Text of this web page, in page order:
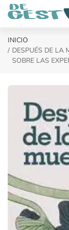
Saltar al contenido
INICIO
DESPUÉS DE LA
SOBRE LAS